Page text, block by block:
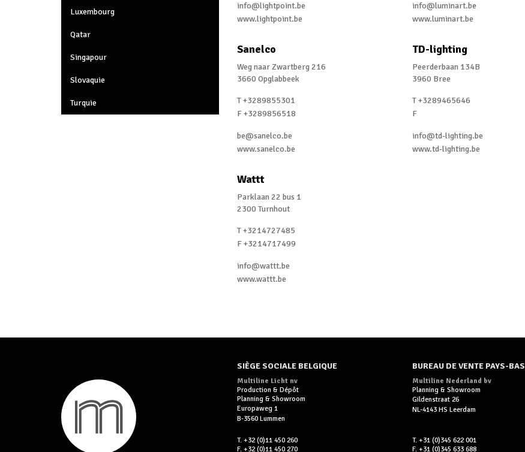
Luxembourg
Qatar
Singapour
Slovaquie
Turquie
info@lightpoint.be
www.lightpoint.be
info@luminart.be
www.luminart.be
Sanelco
Weg naar Zwartberg 216
3660 Opglabbeek
T +3289855301
F +3289856518
be@sanelco.be
www.sanelco.be
TD-lighting
Peerderbaan 134B
3960 Bree
T +3289465646
F
info@td-lighting.be
www.td-lighting.be
Wattt
Parklaan 22 bus 1
2300 Turnhout
T +3214727485
F +3214717499
info@wattt.be
www.wattt.be
SIÈGE SOCIALE BELGIQUE
Multiline Licht nv
Production & Dépôt
Planning & Showroom
Europaweg 1
B-3560 Lummen
T. +32 (0)11 450 260
F. +32 (0)11 450 270
BUREAU DE VENTE PAYS-BAS
Multiline Nederland bv
Planning & Showroom
Gildenstraat 26
NL-4143 HS Leerdam
T. +31 (0)345 622 001
F. +31 (0)345 633 688